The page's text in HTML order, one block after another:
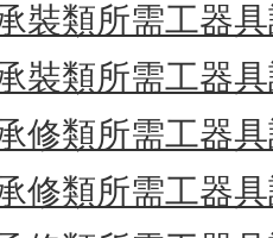
裝類所需工器
裝類所需工器
修類所需工器
修類所需工器